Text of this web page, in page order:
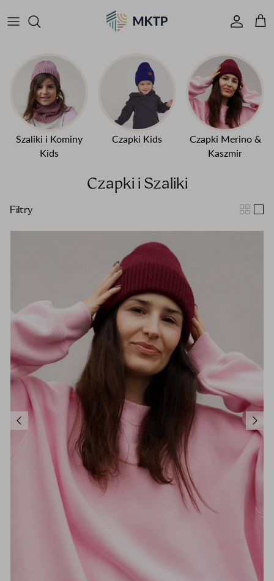
Konto
Szaliki i Kominy
Kids
Czapki Kids
Czapki Merino &
Kaszmir
Czapki i Szaliki
Filtry